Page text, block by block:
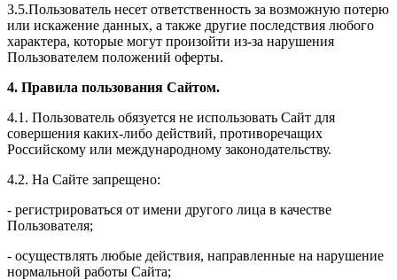
3.5.Пользователь несет ответственность за возможную потерю
или искажение данных, а также другие последствия любого
характера, которые могут произойти из-за нарушения
Пользователем положений оферты.
4. Правила пользования Сайтом.
4.1. Пользователь обязуется не использовать Сайт для
совершения каких-либо действий, противоречащих
Российскому или международному законодательству.
4.2. На Сайте запрещено:
- регистрироваться от имени другого лица в качестве
Пользователя;
- осуществлять любые действия, направленные на нарушение
нормальной работы Сайта;